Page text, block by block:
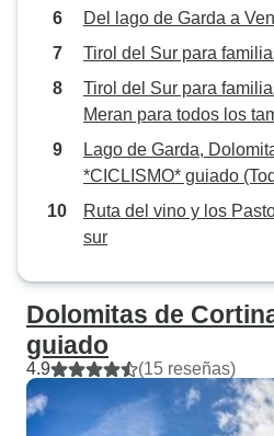
Del lago de Garda a
Tirol del Sur para
Tirol del Sur para
Meran para todos los
Lago de Garda,
*CICLISMO* guiado
Ruta del vino y los
sur
Dolomitas de
guiado
4.9 (15 reseñas)